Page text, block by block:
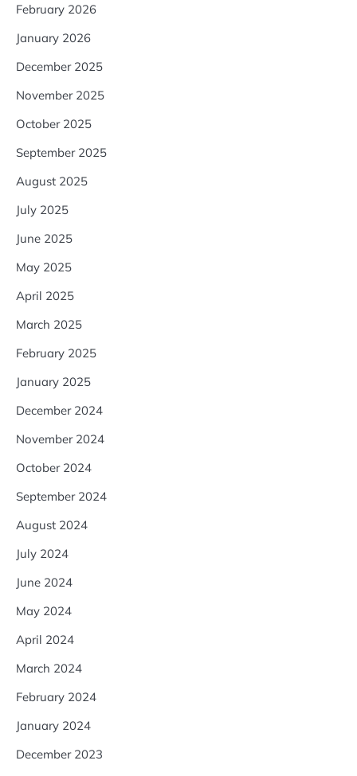
February 2026
January 2026
December 2025
November 2025
October 2025
September 2025
August 2025
July 2025
June 2025
May 2025
April 2025
March 2025
February 2025
January 2025
December 2024
November 2024
October 2024
September 2024
August 2024
July 2024
June 2024
May 2024
April 2024
March 2024
February 2024
January 2024
December 2023